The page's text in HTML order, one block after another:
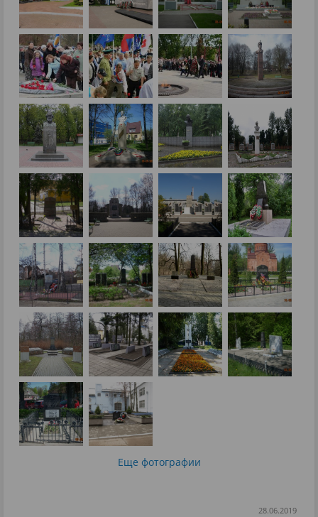
Еще фотографии
28.06.2019